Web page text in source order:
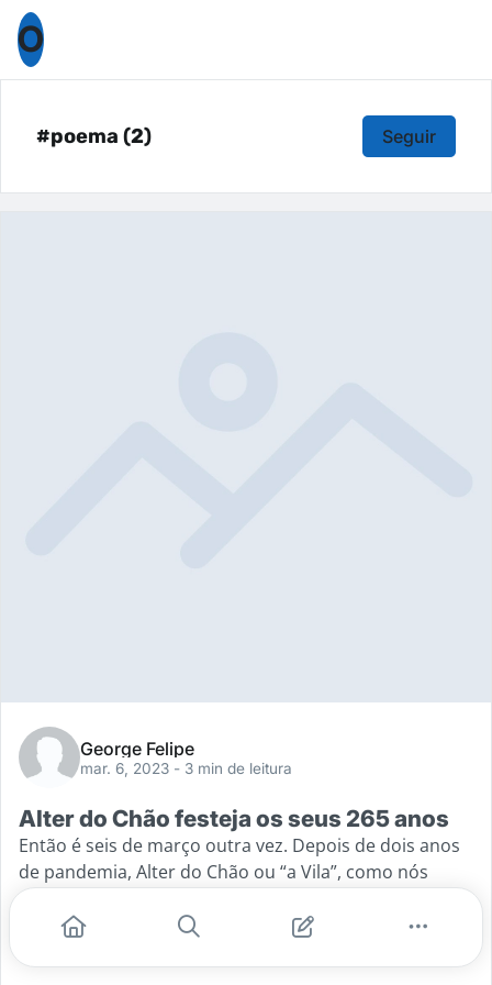
O
#poema (2) Seguir
George Felipe
mar. 6, 2023 - 3 min de leitura
Alter do Chão festeja os seus 265 anos
Então é seis de março outra vez. Depois de dois anos
de pandemia, Alter do Chão ou “a Vila”, como nós
nativos e moradores fixos a chamamos, está no berço.
Apesar de